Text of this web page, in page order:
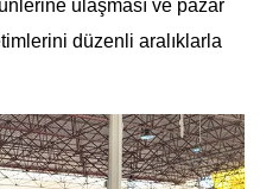
ulaşması ve pazar
düzenli aralıklarla